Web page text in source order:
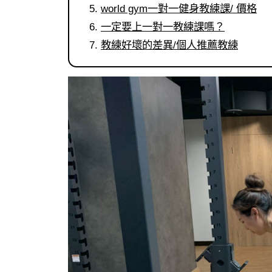
world gym一對一健身教練課/ 價格
一定要上一對一教練課嗎？
教練好壞的差異/個人推薦教練